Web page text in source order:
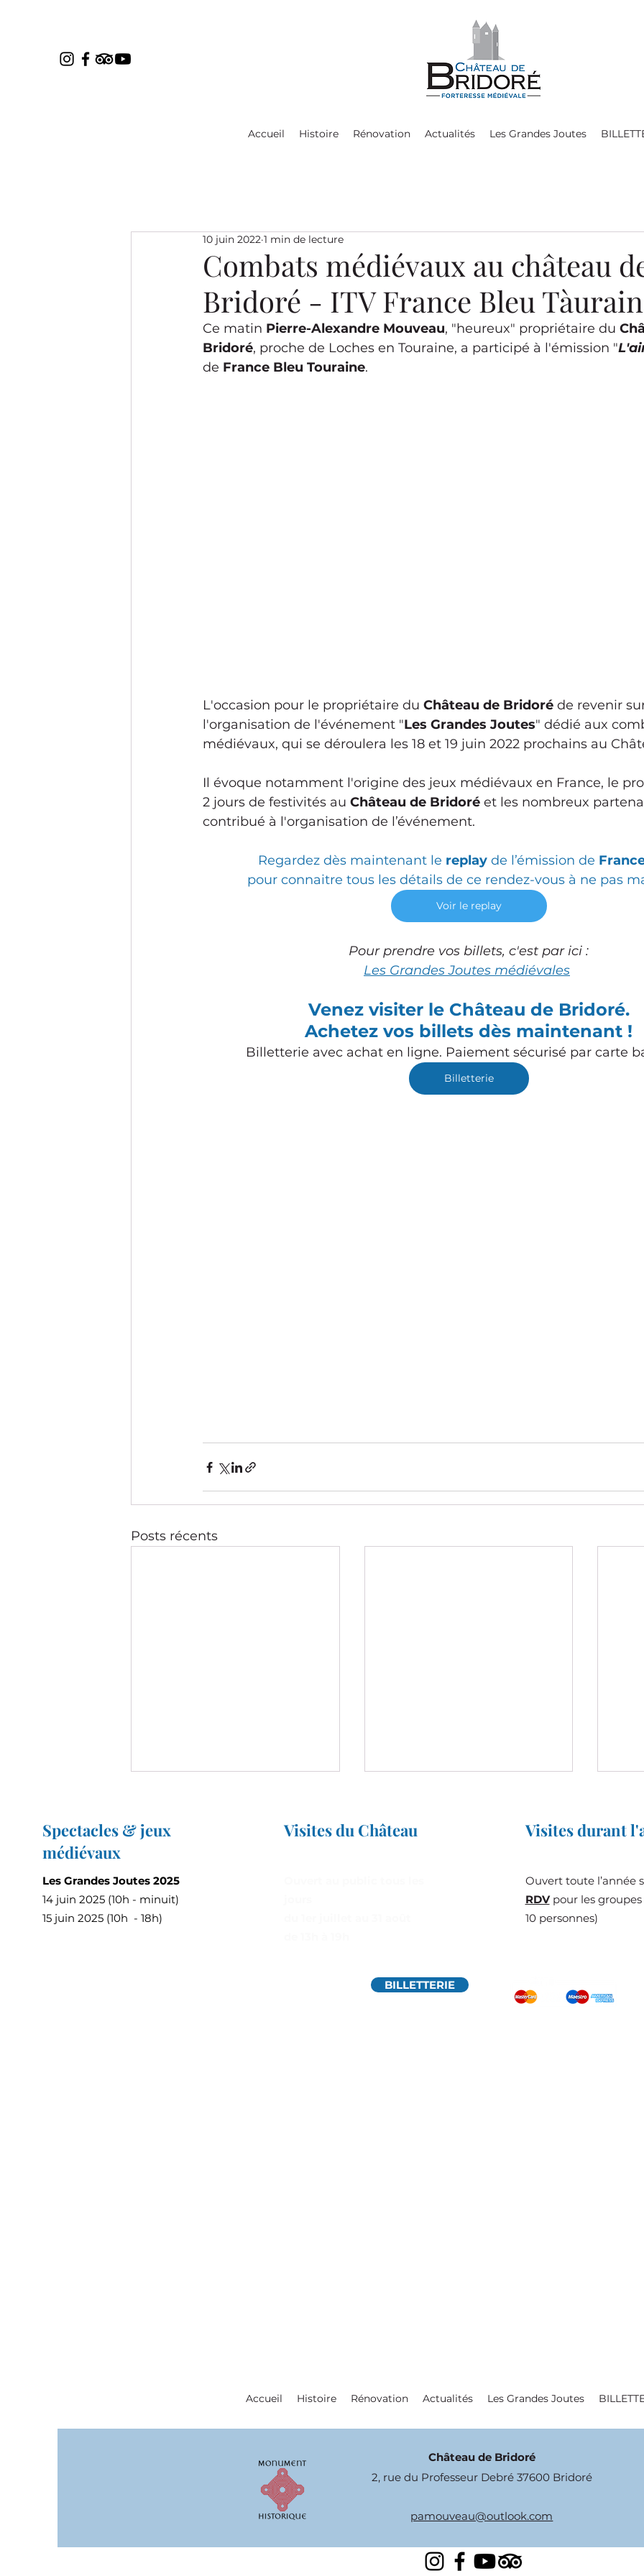
Accueil Histoire Rénovation Actualités Les Grandes Joutes
Combats médiévaux au château
Bridoré - ITV France Bleu
10 juin 2022 1 min de lecture
Ce matin Pierre-Alexandre Mouveau, "heureux" propriétaire du
Bridoré, proche de Loches en Touraine, a participé à l'émission "
de France Bleu Touraine.
L'occasion pour le propriétaire du Château de Bridoré de revenir
l'organisation de l'événement "Les Grandes Joutes" dédié aux
médiévaux, qui se déroulera les 18 et 19 juin 2022 prochains au
Il évoque notamment l'origine des jeux médiévaux en France, le
2 jours de festivités au Château de Bridoré et les nombreux
contribué à l'organisation de l’événement.
Regardez dès maintenant le replay de l’émission de
pour connaitre tous les détails de ce rendez-vous à ne pas
Voir le replay
Pour prendre vos billets, c'est par ici :
Les Grandes Joutes médiévales
Venez visiter le Château de Bridoré.
Achetez vos billets dès maintenant !
Billetterie avec achat en ligne. Paiement sécurisé par carte
Billetterie
Posts récents
4e édition des Grandes Joutes
André Manoukian tourne une
Spectacles & jeux
médiévaux
Les Grandes Joutes 2025
14 juin 2025 (10h - minuit)
15 juin 2025 (10h - 18h)
Visites du Château Visites durant
Ouvert toute l’année
RDVpour les groupes
10 personnes)
BILLETTERIE
Accueil Histoire Rénovation Actualités Les Grandes Joutes
Château de Bridoré
2, rue du Professeur Debré 37600 Bridoré
pamouveau@outlook.com